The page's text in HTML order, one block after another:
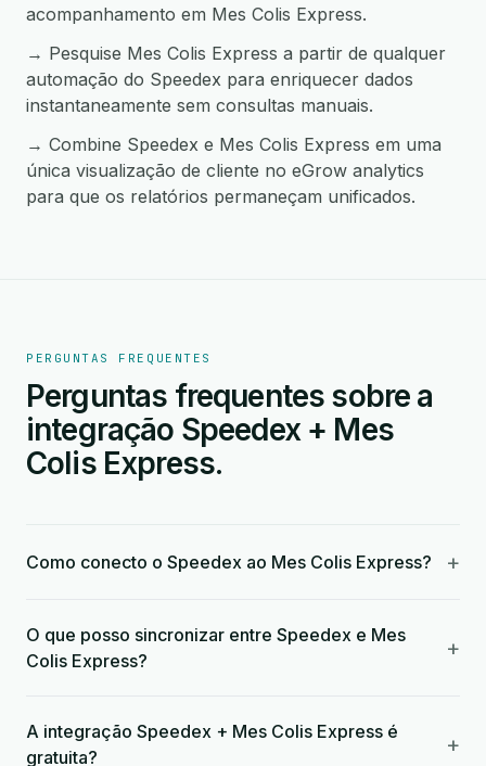
acompanhamento em Mes Colis Express.
→ Pesquise Mes Colis Express a partir de qualquer
automação do Speedex para enriquecer dados
instantaneamente sem consultas manuais.
→ Combine Speedex e Mes Colis Express em uma
única visualização de cliente no eGrow analytics
para que os relatórios permaneçam unificados.
PERGUNTAS FREQUENTES
Perguntas frequentes sobre a
integração Speedex + Mes
Colis Express.
Como conecto o Speedex ao Mes Colis Express? +
O que posso sincronizar entre Speedex e Mes
Colis Express?
+
A integração Speedex + Mes Colis Express é
gratuita?
+